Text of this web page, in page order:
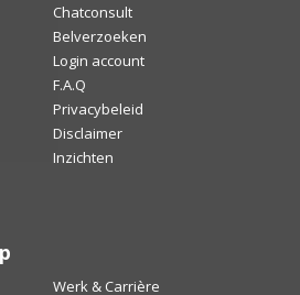
Chatconsult
Belverzoeken
Login account
F.A.Q
Privacybeleid
Disclaimer
Inzichten
Werk & Carrière